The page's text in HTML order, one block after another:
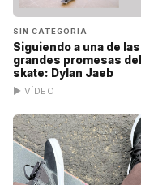
SIN CATEGORÍA
Siguiendo a una de las
grandes promesas del
skate: Dylan Jaeb
▶ VÍDEO